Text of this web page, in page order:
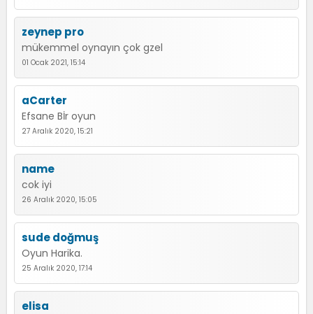
zeynep pro
mükemmel oynayın çok gzel
01 Ocak 2021, 15:14
aCarter
Efsane Bİr oyun
27 Aralık 2020, 15:21
name
cok iyi
26 Aralık 2020, 15:05
sude doğmuş
Oyun Harika.
25 Aralık 2020, 17:14
elisa